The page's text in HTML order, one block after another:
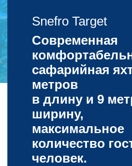
Snefro
Snefro Target
Современная
сафарийная
метров
в длину и 9
ширину,
максимальное
количество
человек.